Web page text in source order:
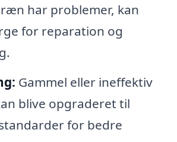
har problemer, kan
for reparation og
Gammel eller ineffektiv
blive opgraderet til
for bedre